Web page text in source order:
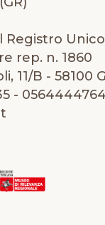
rep. n. 1860
11/B - 58100
-